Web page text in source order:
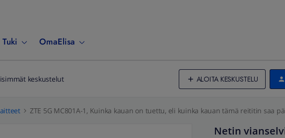
Tuki OmaElisa
keskustelut ALOITA KESKUSTELU
ZTE 5G MC801A-1, Kuinka kauan on tuettu, eli kuinka kauan tämä reititin saa
Netin